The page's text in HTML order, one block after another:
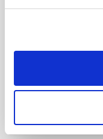
qmt soutient
en oeuvre de